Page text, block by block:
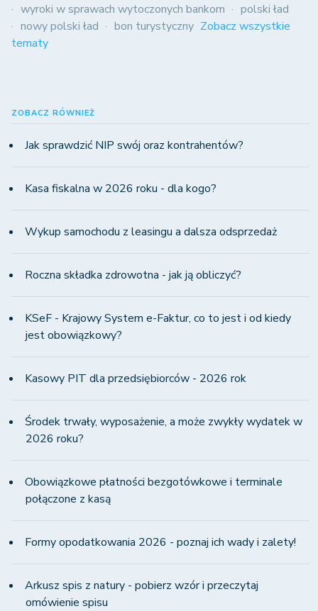
wyroki w sprawach wytoczonych bankom
polski ład
nowy polski ład
bon turystyczny Zobacz wszystkie
tematy
ZOBACZ RÓWNIEŻ
Jak sprawdzić NIP swój oraz kontrahentów?
Kasa fiskalna w 2026 roku - dla kogo?
Wykup samochodu z leasingu a dalsza odsprzedaż
Roczna składka zdrowotna - jak ją obliczyć?
KSeF - Krajowy System e-Faktur, co to jest i od kiedy
jest obowiązkowy?
Kasowy PIT dla przedsiębiorców - 2026 rok
Środek trwały, wyposażenie, a może zwykły wydatek w
2026 roku?
Obowiązkowe płatności bezgotówkowe i terminale
połączone z kasą
Formy opodatkowania 2026 - poznaj ich wady i zalety!
Arkusz spis z natury - pobierz wzór i przeczytaj
omówienie spisu